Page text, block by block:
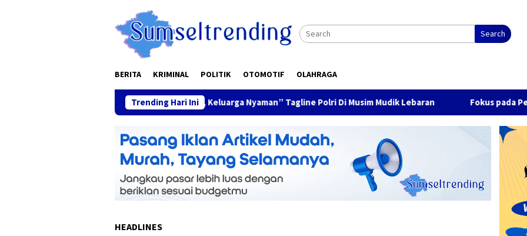
Search
BERITA KRIMINAL POLITIK OTOMOTIF OLAHRAGA
Trending Hari Ini
“Mudik Aman, Keluarga Nyaman” Tagline Polri Di Musim Mudik Lebaran Fokus pada Pertumbuhan
HEADLINES